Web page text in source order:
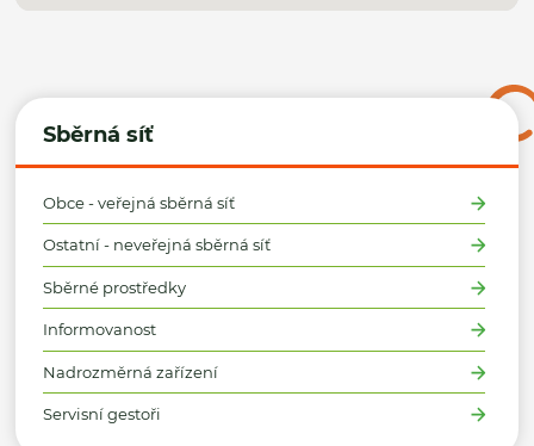
Sběrná síť
Obce - veřejná sběrná síť
Ostatní - neveřejná sběrná síť
Sběrné prostředky
Informovanost
Nadrozměrná zařízení
Servisní gestoři